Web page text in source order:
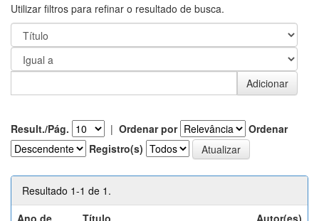
Utilizar filtros para refinar o resultado de busca.
Result./Pág. | Ordenar por
Ordenar
Registro(s)
Resultado 1-1 de 1.
Ano de
Título Autor(es)